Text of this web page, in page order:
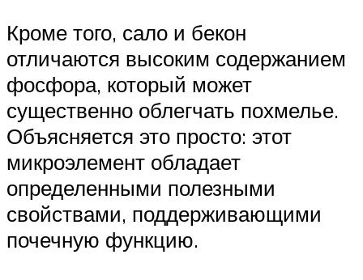
Кроме того, сало и бекон
отличаются высоким содержанием
фосфора, который может
существенно облегчать похмелье.
Объясняется это просто: этот
микроэлемент обладает
определенными полезными
свойствами, поддерживающими
почечную функцию.